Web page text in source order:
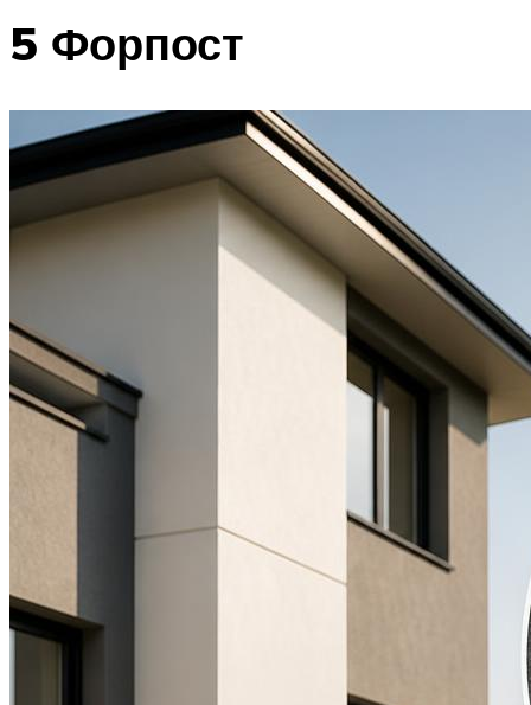
5 Форпост